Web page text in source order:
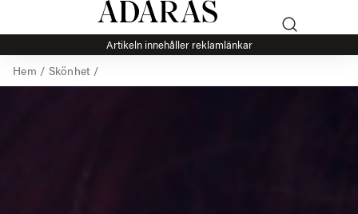
Artikeln innehåller reklamlänkar
Hem / Skönhet/